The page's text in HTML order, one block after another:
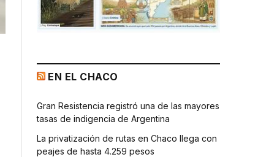
EN EL CHACO
Gran Resistencia registró una de las mayores
tasas de indigencia de Argentina
La privatización de rutas en Chaco llega con
peajes de hasta 4.259 pesos